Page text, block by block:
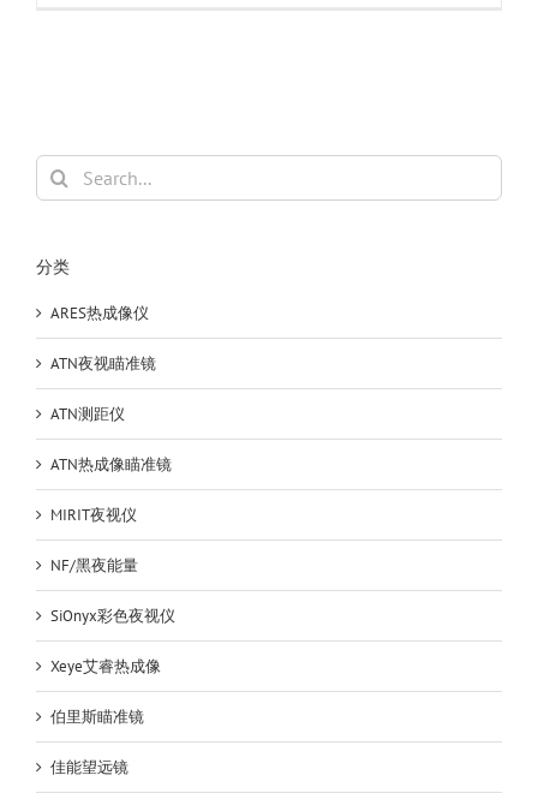
测
仪
度
置
像
Search
for:
分类
ARES热成像仪
ATN夜视瞄准镜
ATN测距仪
ATN热成像瞄准镜
MIRIT夜视仪
NF/黑夜能量
SiOnyx彩色夜视仪
Xeye艾睿热成像
伯里斯瞄准镜
佳能望远镜